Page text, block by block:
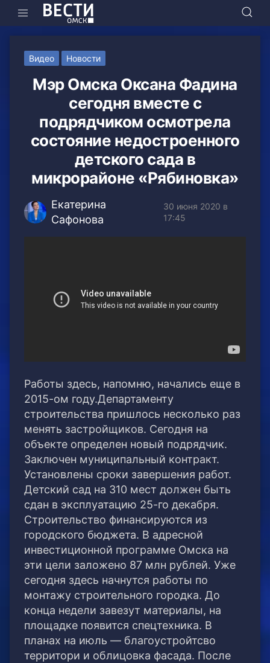
Видео Новости
Мэр Омска Оксана Фадина
сегодня вместе с
подрядчиком осмотрела
состояние недостроенного
детского сада в
микрорайоне «Рябиновка»
Екатерина
Сафонова
30 июня 2020 в
17:45
Работы здесь, напомню, начались еще в
2015-ом году.Департаменту
строительства пришлось несколько раз
менять застройщиков. Сегодня на
объекте определен новый подрядчик.
Заключен муниципальный контракт.
Установлены сроки завершения работ.
Детский сад на 310 мест должен быть
сдан в эксплуатацию 25-го декабря.
Строительство финансируются из
городского бюджета. В адресной
инвестиционной программе Омска на
эти цели заложено 87 млн рублей. Уже
сегодня здесь начнутся работы по
монтажу строительного городка. До
конца недели завезут материалы, на
площадке появится спецтехника. В
планах на июль — благоустройтсво
территори и облицовка фасада. После